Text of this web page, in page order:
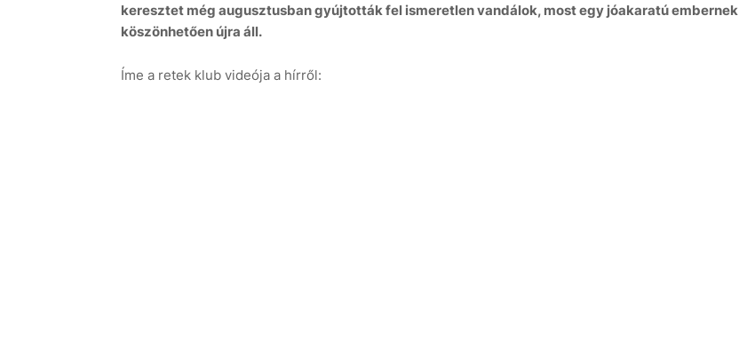
keresztet még augusztusban gyújtották fel ismeretlen vandálok, most egy jóakaratú embernek
köszönhetően újra áll.
Íme a retek klub videója a hírről: